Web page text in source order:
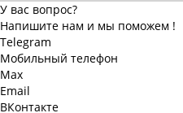
У вас вопрос?
Напишите нам и мы поможем !
Telegram
Мобильный телефон
Max
Email
ВКонтакте